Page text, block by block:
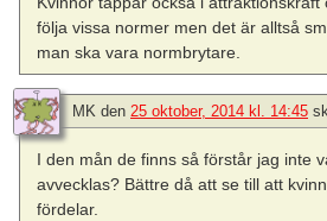
följa vissa normer men det är alltså
man ska vara normbrytare.
MK den 25 oktober, 2014 kl. 14:45
I den mån de finns så förstår jag inte
avvecklas? Bättre då att se till att
fördelar.